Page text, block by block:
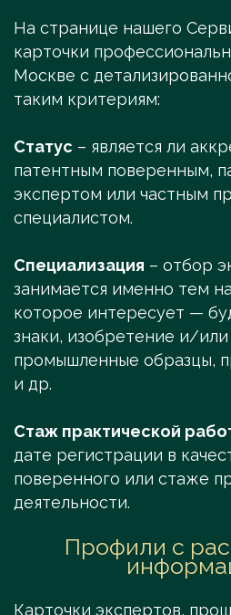
На странице нашего
карточки
Москве с
таким критериям:
Статус – является ли
патентным поверенным,
экспертом или частным
специалистом.
Специализация – отбор
занимается именно тем
которое интересует —
знаки, изобретение и/
промышленные образцы,
и др.
Стаж практической
дате регистрации в
поверенного или стаже
деятельности.
Профили с
Карточки экспертов,